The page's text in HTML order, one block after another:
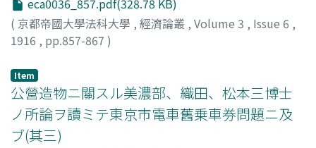
( 京都帝國大學法科大學 , 經濟論叢 , Volume 3 , Issue 6 ,
1916 , pp.857-867 )
Item
公營造物ニ關スル美濃部、織田、松本三博士
ノ所論ヲ讀ミテ東京市電車舊乗車券問題ニ及
ブ(其三)